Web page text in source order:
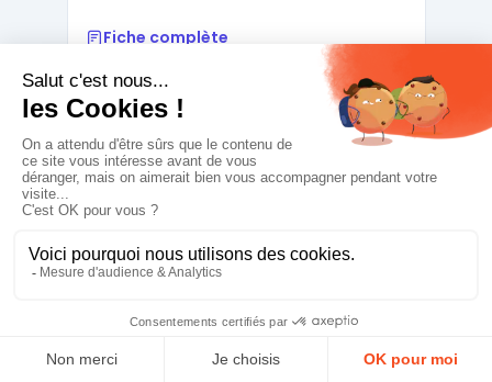
Fiche complète
Prestige Téléphonie
Déploie des solutions télécom
et cybersécurité en entreprise
téléphonie entreprise fondé en 1989 et
basé à Orléans. Forte d’une expérience
télécommunications, la société
le conseil, la commercialisation et